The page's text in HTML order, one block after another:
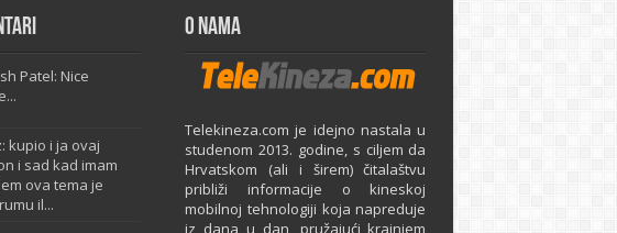
Patel: Nice
kupio i ja ovaj
i sad kad imam
ova tema je
il...
O Nama
Telekineza.com je idejno nastala u
studenom 2013. godine, s ciljem da
Hrvatskom (ali i širem) čitalaštvu
približi informacije o kineskoj
mobilnoj tehnologiji koja napreduje
iz dana u dan, pružajući krajnjem